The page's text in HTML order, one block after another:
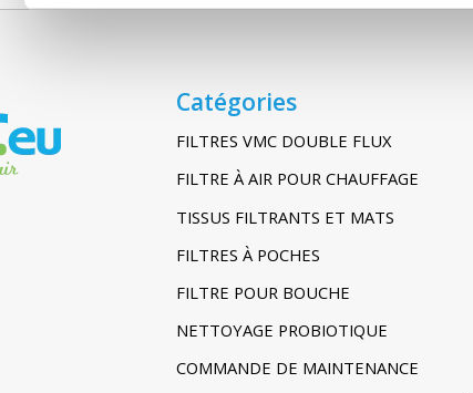
Catégories
FILTRES VMC DOUBLE FLUX
FILTRE À AIR POUR CHAUFFAGE
TISSUS FILTRANTS ET MATS
FILTRES À POCHES
FILTRE POUR BOUCHE
NETTOYAGE PROBIOTIQUE
COMMANDE DE MAINTENANCE